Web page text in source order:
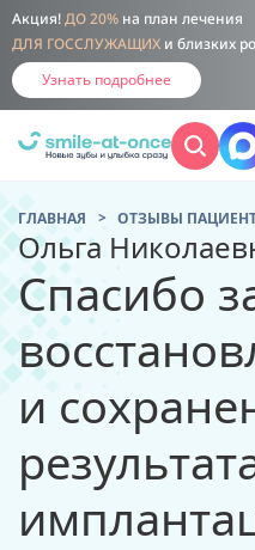
Акция! ДО 20% на план лечения
ДЛЯ ГОССЛУЖАЩИХ и близких
Узнать подробнее
ГЛАВНАЯ ОТЗЫВЫ
Ольга
Спасибо
и